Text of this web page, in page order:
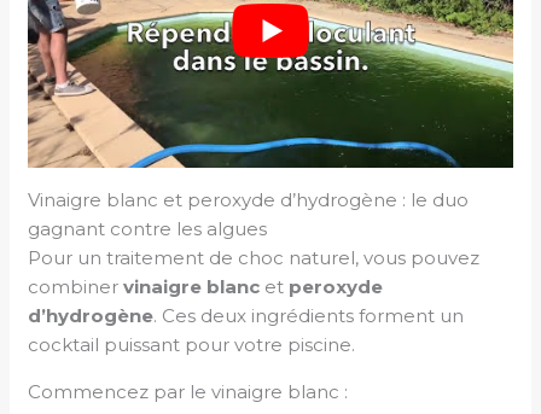
Vinaigre blanc et peroxyde d’hydrogène : le duo
gagnant contre les algues
Pour un traitement de choc naturel, vous pouvez
combinervinaigre blanc et peroxyde
d’hydrogène. Ces deux ingrédients forment un
cocktail puissant pour votre piscine.
Commencez par le vinaigre blanc :